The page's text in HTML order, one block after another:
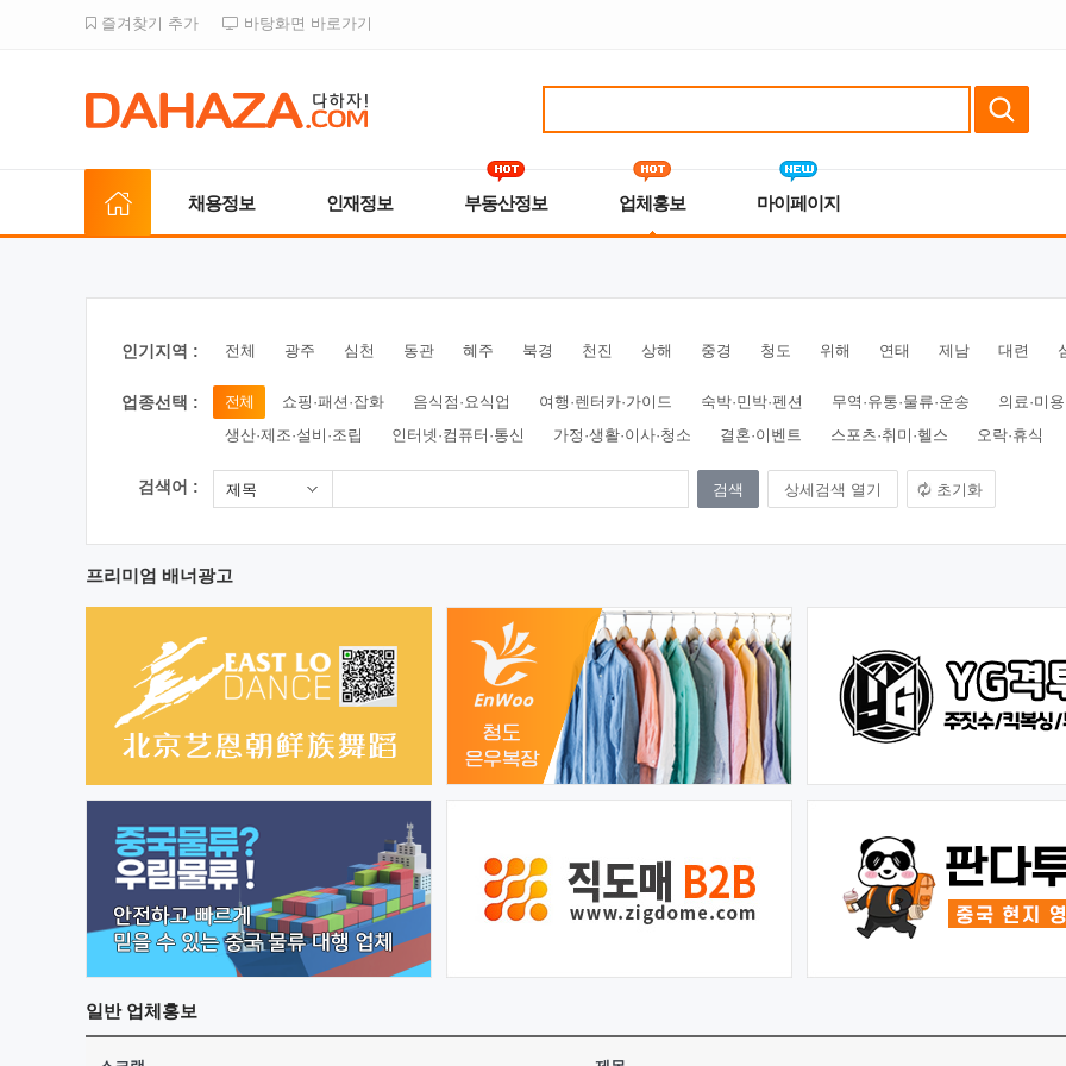
즐겨찾기 추가 바탕화면 바로가기
채용정보 인재정보 부동산정보 업체홍보 마이페이지
인기지역 : 전체 광주 심천 동관 혜주 북경 천진 상해 중경 청도 위해 연태 제남 대련
업종선택 : 전체 쇼핑·패션·잡화 음식점·요식업 여행·렌터카·가이드 숙박·민박·펜션 무역·유통·물류·운송
의료·미
생산·제조·설비·조립
인터넷·컴퓨터·통신 가정·생활·이사·청소 결혼·이벤트 스포츠·취미·헬스 오락·휴식
검색어 : 제목 상세검색 열기 초기화
프리미엄 배너광고
일반업체홍보